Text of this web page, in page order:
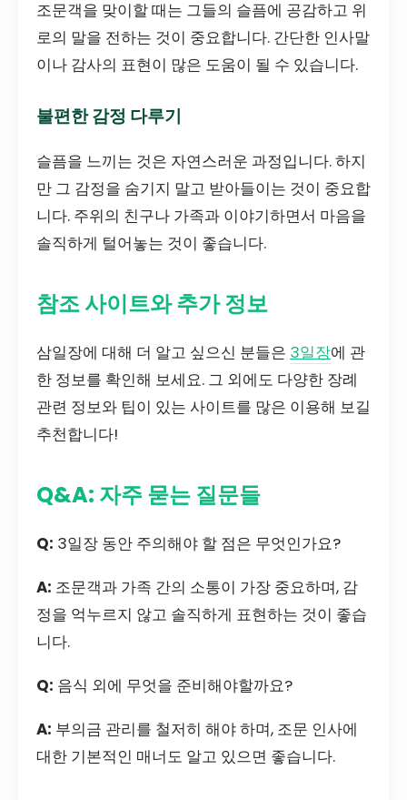
조문객을 맞이할 때는 그들의 슬픔에 공감하고 위
로의 말을 전하는 것이 중요합니다. 간단한 인사말
이나 감사의 표현이 많은 도움이 될 수 있습니다.
불편한 감정 다루기
슬픔을 느끼는 것은 자연스러운 과정입니다. 하지
만 그 감정을 숨기지 말고 받아들이는 것이 중요합
니다. 주위의 친구나 가족과 이야기하면서 마음을
솔직하게 털어놓는 것이 좋습니다.
참조 사이트와 추가 정보
삼일장에 대해 더 알고 싶으신 분들은 3일장에 관
한 정보를 확인해 보세요. 그 외에도 다양한 장례
관련 정보와 팁이 있는 사이트를 많은 이용해 보길
추천합니다!
Q&A: 자주 묻는 질문들
Q: 3일장 동안 주의해야 할 점은 무엇인가요?
A: 조문객과 가족 간의 소통이 가장 중요하며, 감
정을 억누르지 않고 솔직하게 표현하는 것이 좋습
니다.
Q: 음식 외에 무엇을 준비해야할까요?
A: 부의금 관리를 철저히 해야 하며, 조문 인사에
대한 기본적인 매너도 알고 있으면 좋습니다.